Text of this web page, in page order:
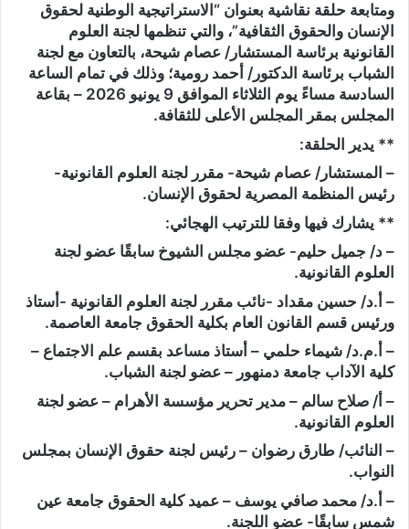
ومتابعة حلقة نقاشية بعنوان “الاستراتيجية الوطنية لحقوق
الإنسان والحقوق الثقافية”، والتي تنظمها لجنة العلوم
القانونية برئاسة المستشار/ عصام شيحة، بالتعاون مع لجنة
الشباب برئاسة الدكتور/ أحمد رومية؛ وذلك في تمام الساعة
السادسة مساءً يوم الثلاثاء الموافق 9 يونيو 2026 – بقاعة
المجلس بمقر المجلس الأعلى للثقافة.
** يدير الحلقة:
– المستشار/ عصام شيحة- مقرر لجنة العلوم القانونية-
رئيس المنظمة المصرية لحقوق الإنسان.
** يشارك فيها وفقا للترتيب الهجائي:
– د/ جميل حليم- عضو مجلس الشيوخ سابقًا عضو لجنة
العلوم القانونية.
– أ.د/ حسين مقداد -نائب مقرر لجنة العلوم القانونية -أستاذ
ورئيس قسم القانون العام بكلية الحقوق جامعة العاصمة.
– أ.م.د/ شيماء حلمي – أستاذ مساعد بقسم علم الاجتماع –
كلية الآداب جامعة دمنهور – عضو لجنة الشباب.
– أ/ صلاح سالم – مدير تحرير مؤسسة الأهرام – عضو لجنة
العلوم القانونية.
– النائب/ طارق رضوان – رئيس لجنة حقوق الإنسان بمجلس
النواب.
– أ.د/ محمد صافي يوسف – عميد كلية الحقوق جامعة عين
شمس سابقًا- عضو اللجنة.